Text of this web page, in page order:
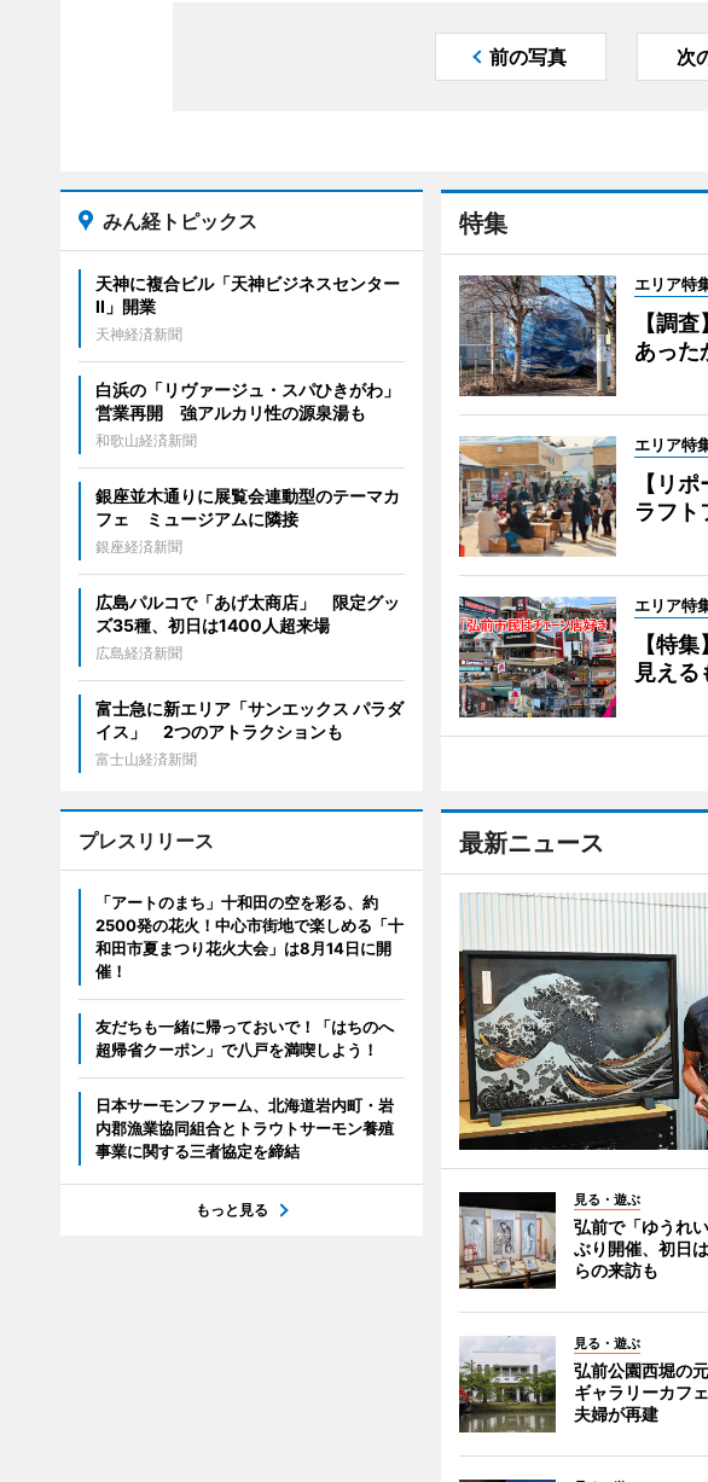
前の写真 次
特集
エリア特
【調
あった
エリア特
【リ
ラフ
エリア特
【特
見える
最新ニュース
見る・遊ぶ
弘前で「ゆうれ
ぶり開催、初日
らの来訪も
見る・遊ぶ
弘前公園西堀の
ギャラリーカフ
夫婦が再建
みん経トピックス
天神に複合ビル「天神ビジネスセンター
II」開業
天神経済新聞
白浜の「リヴァージュ・スパひきがわ」
営業再開 強アルカリ性の源泉湯も
和歌山経済新聞
銀座並木通りに展覧会連動型のテーマカ
フェ ミュージアムに隣接
銀座経済新聞
広島パルコで「あげ太商店」 限定グッ
ズ35種、初日は1400人超来場
広島経済新聞
富士急に新エリア「サンエックス パラダ
イス」 2つのアトラクションも
富士山経済新聞
プレスリリース
「アートのまち」十和田の空を彩る、約
2500発の花火！中心市街地で楽しめる「十
和田市夏まつり花火大会」は8月14日に開
催！
友だちも一緒に帰っておいで！「はちのへ
超帰省クーポン」で八戸を満喫しよう！
日本サーモンファーム、北海道岩内町・岩
内郡漁業協同組合とトラウトサーモン養殖
事業に関する三者協定を締結
もっと見る